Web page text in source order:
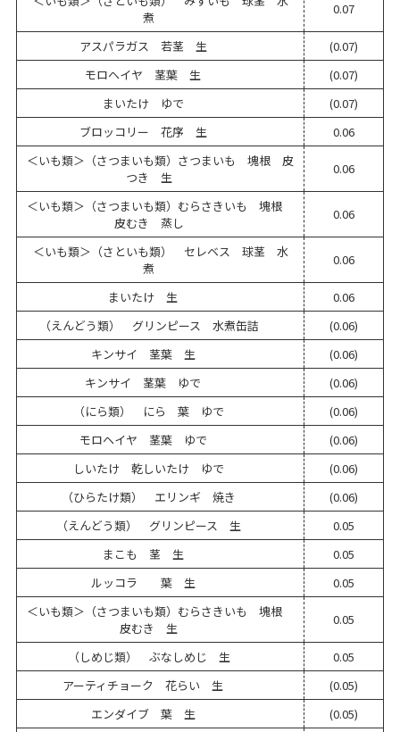
煮
0.07
アスパラガス 若茎 生
(0.07)
モロヘイヤ 茎葉 生
(0.07)
まいたけ ゆで
(0.07)
ブロッコリー 花序 生
0.06
＜いも類＞（さつまいも類）さつまいも 塊根 皮
つき 生
0.06
＜いも類＞（さつまいも類）むらさきいも 塊根
皮むき 蒸し
0.06
＜いも類＞（さといも類） セレベス 球茎 水
煮
0.06
まいたけ 生
0.06
（えんどう類） グリンピース 水煮缶詰
(0.06)
キンサイ 茎葉 生
(0.06)
キンサイ 茎葉 ゆで
(0.06)
（にら類） にら 葉 ゆで
(0.06)
モロヘイヤ 茎葉 ゆで
(0.06)
しいたけ 乾しいたけ ゆで
(0.06)
（ひらたけ類） エリンギ 焼き
(0.06)
（えんどう類） グリンピース 生
0.05
まこも 茎 生
0.05
ルッコラ 葉 生
0.05
＜いも類＞（さつまいも類）むらさきいも 塊根
皮むき 生
0.05
（しめじ類） ぶなしめじ 生
0.05
アーティチョーク 花らい 生
(0.05)
エンダイブ 葉 生
(0.05)